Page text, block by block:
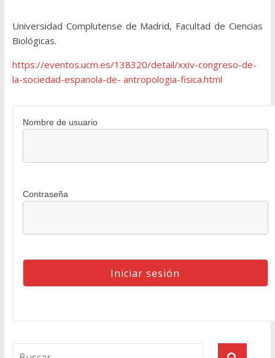
Universidad Complutense de Madrid, Facultad de Ciencias
Biológicas.
https://eventos.ucm.es/138320/detail/xxiv-congreso-de-
la-sociedad-espanola-de- antropologia-fisica.html
Nombre de usuario
Contraseña